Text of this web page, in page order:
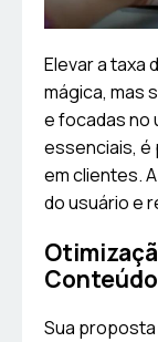
Elevar a taxa
mágica, mas
e focadas no
essenciais, é
em clientes.
do usuário e
Conteúdo
Sua proposta